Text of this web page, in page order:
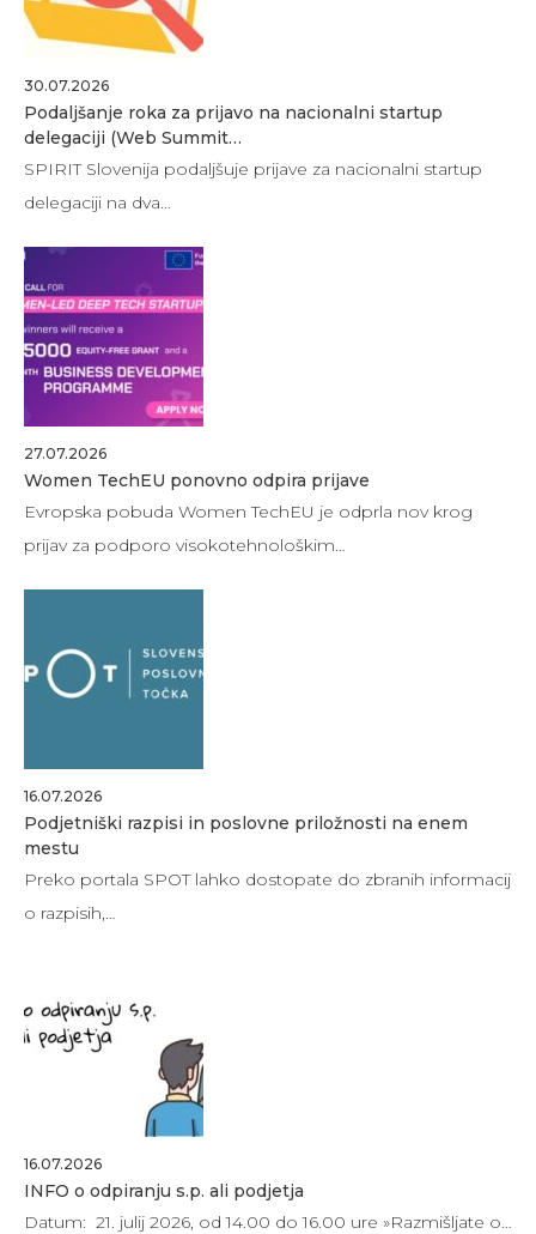
30.07.2026
Podaljšanje roka za prijavo na nacionalni startup
delegaciji (Web Summit…
SPIRIT Slovenija podaljšuje prijave za nacionalni startup
delegaciji na dva…
27.07.2026
Women TechEU ponovno odpira prijave
Evropska pobuda Women TechEU je odprla nov krog
prijav za podporo visokotehnološkim…
16.07.2026
Podjetniški razpisi in poslovne priložnosti na enem
mestu
Preko portala SPOT lahko dostopate do zbranih informacij
o razpisih,…
16.07.2026
INFO o odpiranju s.p. ali podjetja
Datum: 21. julij 2026, od 14.00 do 16.00 ure »Razmišljate o…